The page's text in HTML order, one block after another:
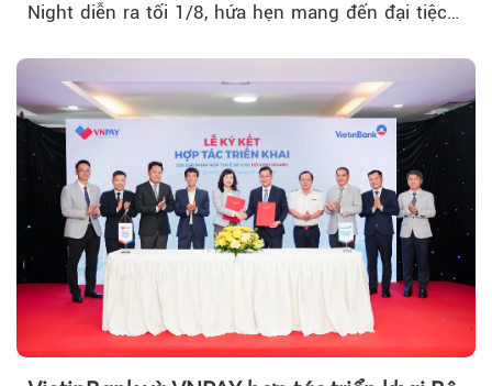
Night diễn ra tối 1/8, hứa hẹn mang đến đại tiệc